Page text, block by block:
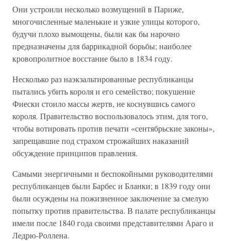
Они устроили несколько возмущений в Париже,
многочисленные маленькие и узкие улицы которого,
будучи плохо вымощены, были как бы нарочно
предназначены для баррикадной борьбы; наиболее
кровопролитное восстание было в 1834 году.
Несколько раз наэкзальтированные республиканцы
пытались убить короля и его семейство; покушение
Фиески стоило массы жертв, не коснувшись самого
короля. Правительство воспользовалось этим, для того,
чтобы вотировать против печати «сентябрьские законы»,
запрещавшие под страхом строжайших наказаний
обсуждение принципов правления.
Самыми энергичными и беспокойными руководителями
республиканцев были Барбес и Бланки; в 1839 году они
были осуждены на пожизненное заключение за смелую
попытку против правительства. В палате республиканцы
имели после 1840 года своими представителями Араго и
Ледрю-Роллена.